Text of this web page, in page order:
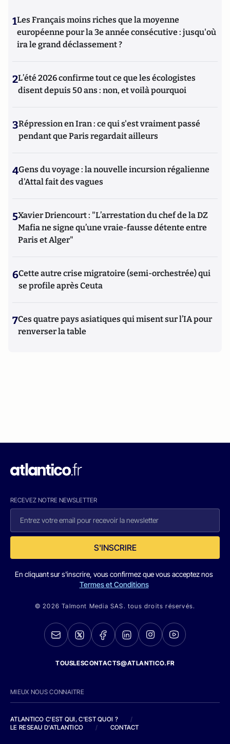
1Les Français moins riches que la moyenne
européenne pour la 3e année consécutive : jusqu'où
ira le grand déclassement ?
2L’été 2026 confirme tout ce que les écologistes
disent depuis 50 ans : non, et voilà pourquoi
3Répression en Iran : ce qui s'est vraiment passé
pendant que Paris regardait ailleurs
4Gens du voyage : la nouvelle incursion régalienne
d'Attal fait des vagues
5Xavier Driencourt : "L’arrestation du chef de la DZ
Mafia ne signe qu’une vraie-fausse détente entre
Paris et Alger"
6Cette autre crise migratoire (semi-orchestrée) qui
se profile après Ceuta
7Ces quatre pays asiatiques qui misent sur l’IA pour
renverser la table
RECEVEZ NOTRE NEWSLETTER
S'INSCRIRE
En cliquant sur s'inscrire, vous confirmez que vous acceptez nos
Termes et Conditions
© 2026 Talmont Media SAS. tous droits réservés.
TOUSLESCONTACTS@ATLANTICO.FR
MIEUX NOUS CONNAITRE
ATLANTICO C'EST QUI, C'EST QUOI ?
/
LE RESEAU D'ATLANTICO
/ CONTACT